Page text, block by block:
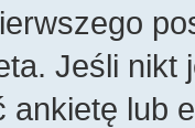
Jeśli nikt
ankietę lub